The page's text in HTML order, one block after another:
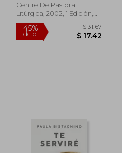
Centre De Pastoral
Litúrgica, 2002, 1 Edición,
Tapa Blanda, Nuevo